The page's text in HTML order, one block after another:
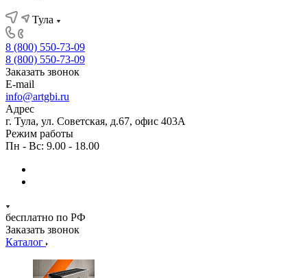
Тула
8 (800) 550-73-09
8 (800) 550-73-09
Заказать звонок
E-mail
info@artgbi.ru
Адрес
г. Тула, ул. Советская, д.67, офис 403А
Режим работы
Пн - Вс: 9.00 - 18.00
бесплатно по РФ
Заказать звонок
Каталог